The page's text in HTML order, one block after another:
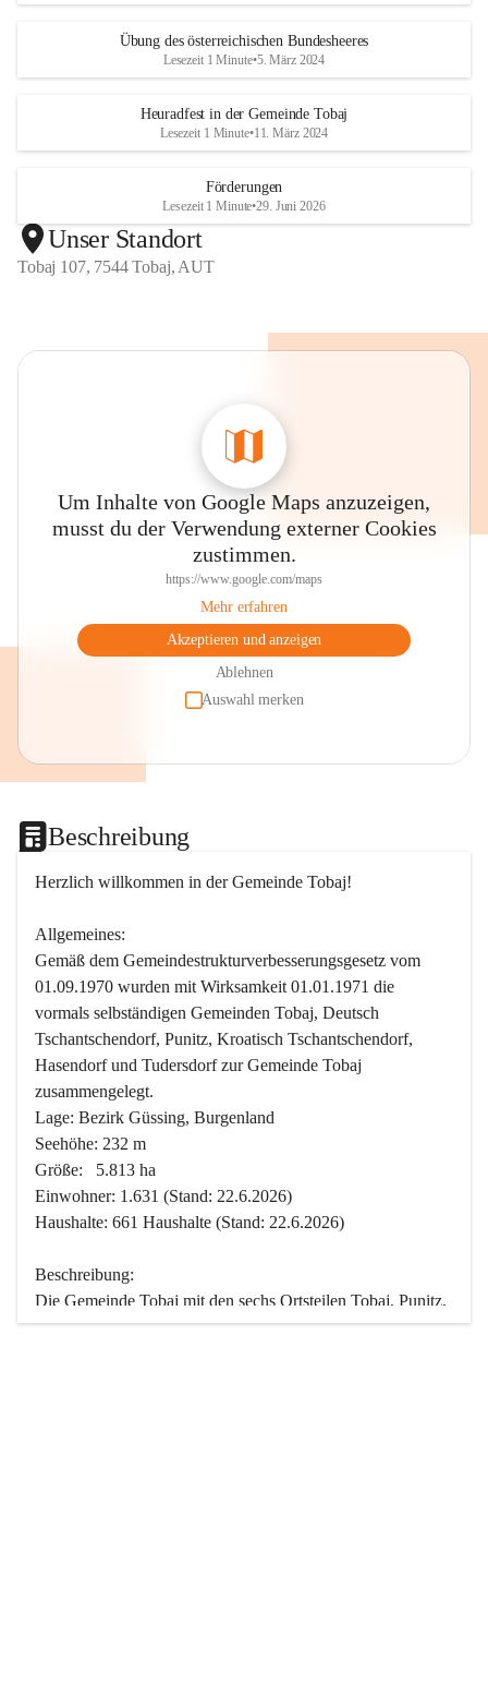
Übung des österreichischen Bundesheeres
Lesezeit 1 Minute•5. März 2024
Heuradfest in der Gemeinde Tobaj
Lesezeit 1 Minute•11. März 2024
Förderungen
Lesezeit 1 Minute•29. Juni 2026
Unser Standort
Tobaj 107, 7544 Tobaj, AUT
Um Inhalte von Google Maps anzuzeigen,
musst du der Verwendung externer Cookies
zustimmen.
https://www.google.com/maps
Mehr erfahren
Akzeptieren und anzeigen
Ablehnen
Auswahl merken
Beschreibung
Herzlich willkommen in der Gemeinde Tobaj!
Allgemeines:
Gemäß dem Gemeindestrukturverbesserungsgesetz vom
01.09.1970 wurden mit Wirksamkeit 01.01.1971 die
vormals selbständigen Gemeinden Tobaj, Deutsch
Tschantschendorf, Punitz, Kroatisch Tschantschendorf,
Hasendorf und Tudersdorf zur Gemeinde Tobaj
zusammengelegt.
Lage: Bezirk Güssing, Burgenland
Seehöhe: 232 m
Größe:   5.813 ha
Einwohner: 1.631 (Stand: 22.6.2026)
Haushalte: 661 Haushalte (Stand: 22.6.2026)
Beschreibung:
Die Gemeinde Tobaj mit den sechs Ortsteilen Tobaj, Punitz,
Deutsch Tschantschendorf, Kroatisch Tschantschendorf,